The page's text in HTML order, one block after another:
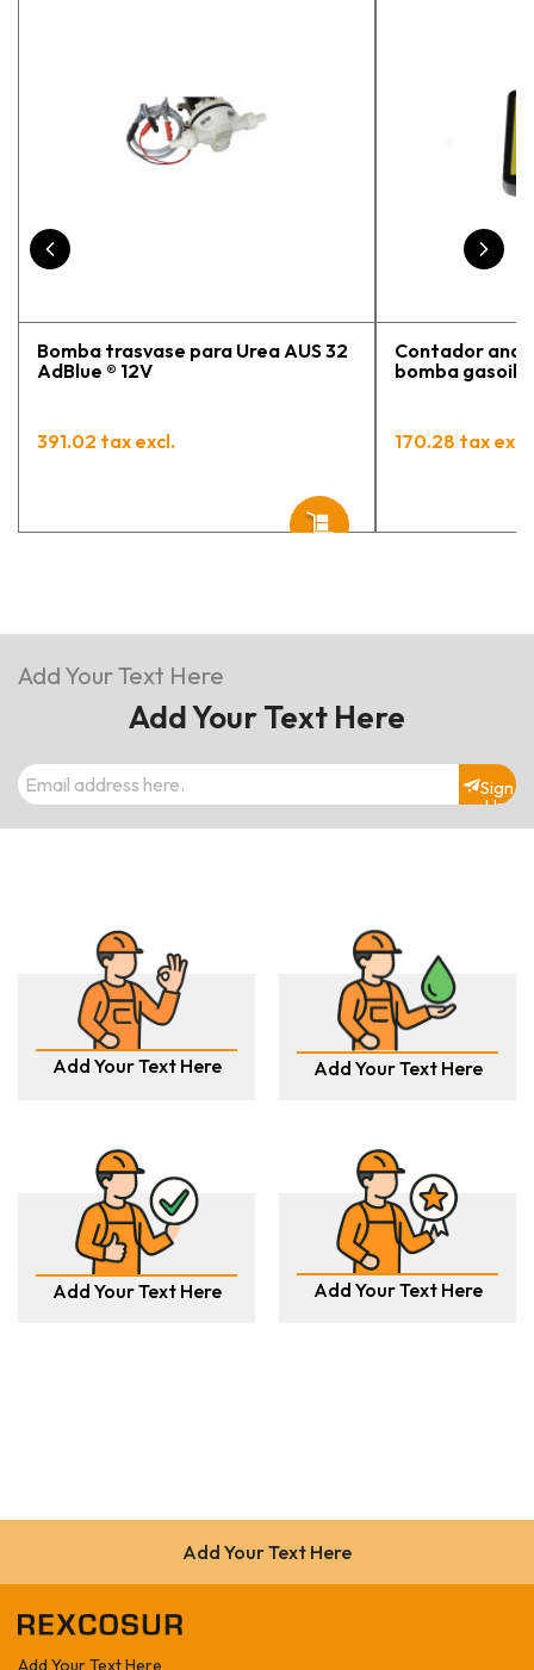
vuelto a comprar, tengo varios
pedidos en proceso y muy
Bomba trasvase para Urea AUS 32
AdBlue ® 12V
391.02 tax excl.
Contador
bomba gasoil
170.28 tax excl.
Add Your Text Here
Add Your Text Here
Sign
Up
Add Your Text Here Add Your Text Here
Add Your Text Here Add Your Text Here
Add Your Text Here
Add Your Text Here